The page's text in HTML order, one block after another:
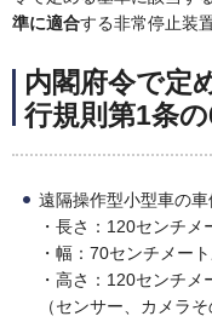
準に適合する非常停止装
内閣府令で定
行規則第1条の
遠隔操作型小型車の
・長さ：120センチメ
・幅：70センチメー
・高さ：120センチメ
（センサー、カメラ